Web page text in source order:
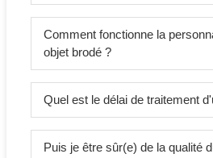
Comment fonctionne la
objet brodé ?
Quel est le délai de traitement
Puis je être sûr(e) de la qualité